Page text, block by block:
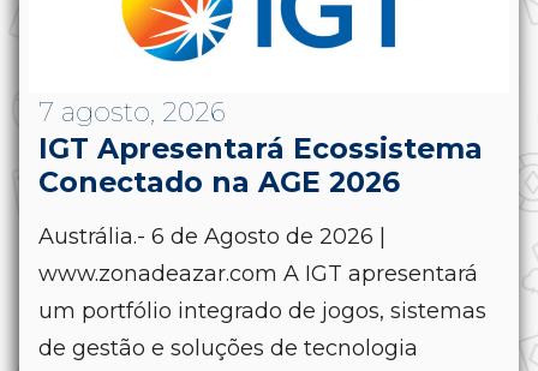
7 agosto, 2026
IGT Apresentará Ecossistema
Conectado na AGE 2026
Austrália.- 6 de Agosto de 2026 |
www.zonadeazar.com A IGT apresentará
um portfólio integrado de jogos, sistemas
de gestão e soluções de tecnologia